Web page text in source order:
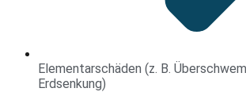
Elementarschäden (z. B.
Erdsenkung)